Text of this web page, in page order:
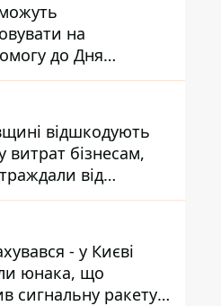
на
до Дня
- кому її
відшкодують
витрат бізнесам,
від
ракет
- у Києві
юнака, що
сигнальну ракету,